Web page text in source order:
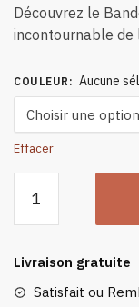
Découvrez le
incontournable de
COULEUR : Aucune
Effacer
Bandeau
Livraison gratuite
Satisfait ou